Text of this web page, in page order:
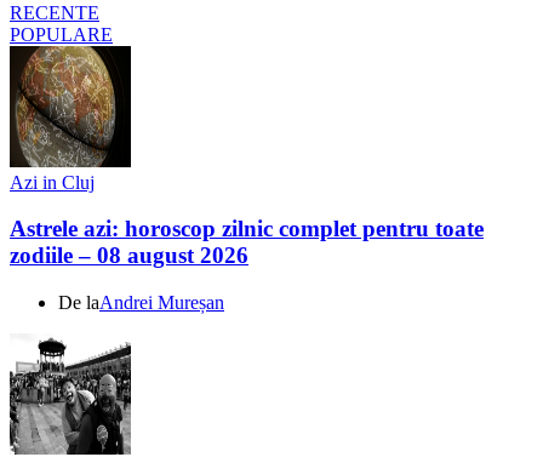
RECENTE
POPULARE
Azi in Cluj
Astrele azi: horoscop zilnic complet pentru toate
zodiile – 08 august 2026
De laAndrei Mureșan